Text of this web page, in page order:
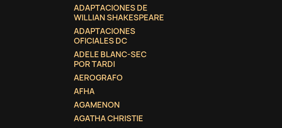
ADAPTACIONES DE
WILLIAN SHAKESPEARE
ADAPTACIONES
OFICIALES DC
ADELE BLANC-SEC
POR TARDI
AEROGRAFO
AFHA
AGAMENON
AGATHA CHRISTIE